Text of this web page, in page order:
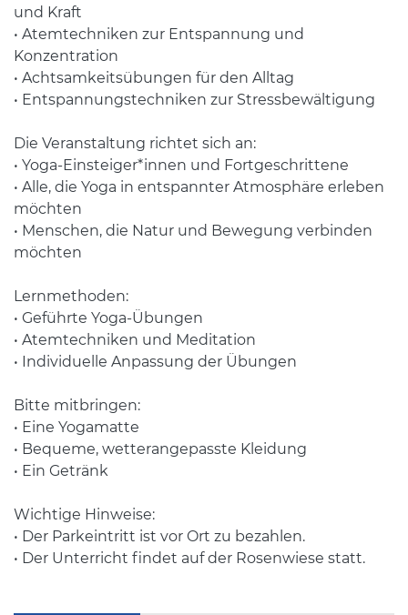
und Kraft
• Atemtechniken zur Entspannung und
Konzentration
• Achtsamkeitsübungen für den Alltag
• Entspannungstechniken zur Stressbewältigung
Die Veranstaltung richtet sich an:
• Yoga-Einsteiger*innen und Fortgeschrittene
• Alle, die Yoga in entspannter Atmosphäre erleben
möchten
• Menschen, die Natur und Bewegung verbinden
möchten
Lernmethoden:
• Geführte Yoga-Übungen
• Atemtechniken und Meditation
• Individuelle Anpassung der Übungen
Bitte mitbringen:
• Eine Yogamatte
• Bequeme, wetterangepasste Kleidung
• Ein Getränk
Wichtige Hinweise:
• Der Parkeintritt ist vor Ort zu bezahlen.
• Der Unterricht findet auf der Rosenwiese statt.